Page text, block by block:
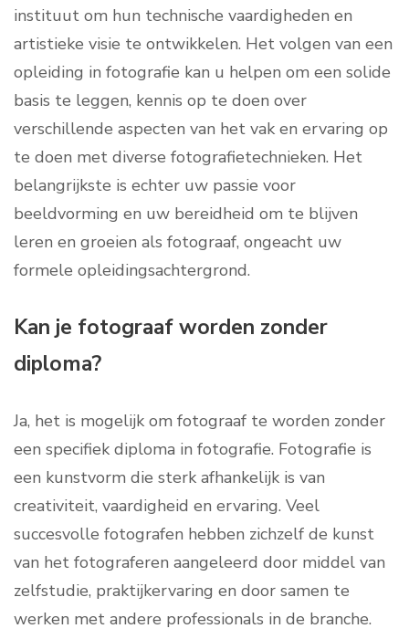
instituut om hun technische vaardigheden en
artistieke visie te ontwikkelen. Het volgen van een
opleiding in fotografie kan u helpen om een solide
basis te leggen, kennis op te doen over
verschillende aspecten van het vak en ervaring op
te doen met diverse fotografietechnieken. Het
belangrijkste is echter uw passie voor
beeldvorming en uw bereidheid om te blijven
leren en groeien als fotograaf, ongeacht uw
formele opleidingsachtergrond.
Kan je fotograaf worden zonder
diploma?
Ja, het is mogelijk om fotograaf te worden zonder
een specifiek diploma in fotografie. Fotografie is
een kunstvorm die sterk afhankelijk is van
creativiteit, vaardigheid en ervaring. Veel
succesvolle fotografen hebben zichzelf de kunst
van het fotograferen aangeleerd door middel van
zelfstudie, praktijkervaring en door samen te
werken met andere professionals in de branche.